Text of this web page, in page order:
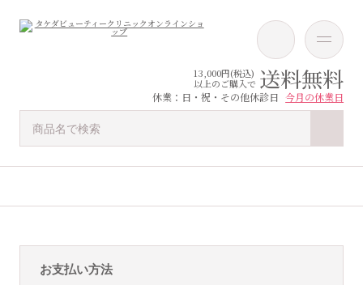
13,000円(税込)
以上のご購入で 送料無料
休業：日・祝・その他休診日 今月の休業日
お支払い方法